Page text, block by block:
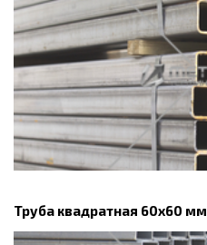
Труба квадратная 60х60 мм